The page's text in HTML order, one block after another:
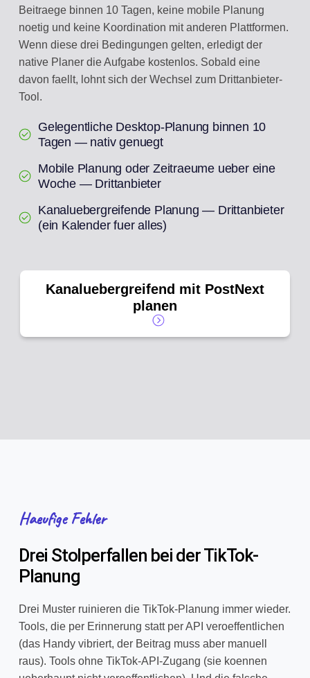
Beitraege binnen 10 Tagen, keine mobile Planung
noetig und keine Koordination mit anderen Plattformen.
Wenn diese drei Bedingungen gelten, erledigt der
native Planer die Aufgabe kostenlos. Sobald eine
davon faellt, lohnt sich der Wechsel zum Drittanbieter-
Tool.
Gelegentliche Desktop-Planung binnen 10
Tagen — nativ genuegt
Mobile Planung oder Zeitraeume ueber eine
Woche — Drittanbieter
Kanaluebergreifende Planung — Drittanbieter
(ein Kalender fuer alles)
Kanaluebergreifend mit PostNext
planen
Haeufige Fehler
Drei Stolperfallen bei der TikTok-
Planung
Drei Muster ruinieren die TikTok-Planung immer wieder.
Tools, die per Erinnerung statt per API veroeffentlichen
(das Handy vibriert, der Beitrag muss aber manuell
raus). Tools ohne TikTok-API-Zugang (sie koennen